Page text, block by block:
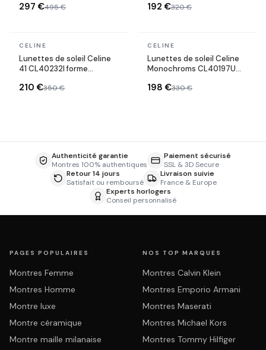
297 €495 € 192 €320 €
En stock
CELINE
Lunettes de soleil Celine
41 CL40232I forme
210 €350 €
En stock
CELINE
Lunettes de soleil Celine
Monochroms CL40197U
198 €330 €
Authenticité garantie
Montres 100% authentiques
Paiement sécurisé
SSL & 3D Secure
Retour 14 jours
Satisfait ou remboursé
Livraison suivie
France & Europe
Experts horlogers
Conseil personnalisé
PAGES POPULAIRES
Montres Femme
Montres Homme
Montre luxe
Montre céramique
Montre maille milanaise
NOS TOP MARQUES
Montres Calvin Klein
Montres Emporio Armani
Montres Maserati
Montres Michael Kors
Montres Tommy Hilfiger